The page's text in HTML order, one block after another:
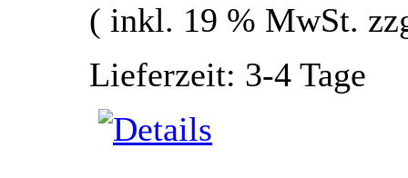
( inkl. 19 % MwSt.
Lieferzeit: 3-4 Tage